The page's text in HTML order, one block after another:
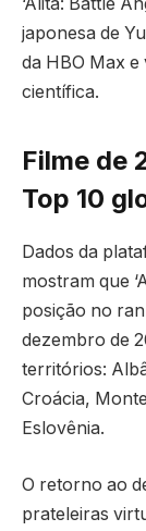
japonesa de
da HBO Max
científica.
Filme de
Top 10
Dados da
mostram que
posição no
dezembro de
territórios:
Croácia,
Eslovênia.
O retorno ao
prateleiras